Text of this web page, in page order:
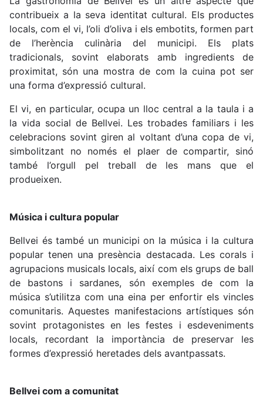
contribueix a la seva identitat cultural. Els productes
locals, com el vi, l’oli d’oliva i els embotits, formen part
de l’herència culinària del municipi. Els plats
tradicionals, sovint elaborats amb ingredients de
proximitat, són una mostra de com la cuina pot ser
una forma d’expressió cultural.
El vi, en particular, ocupa un lloc central a la taula i a
la vida social de Bellvei. Les trobades familiars i les
celebracions sovint giren al voltant d’una copa de vi,
simbolitzant no només el plaer de compartir, sinó
també l’orgull pel treball de les mans que el
produeixen.
Música i cultura popular
Bellvei és també un municipi on la música i la cultura
popular tenen una presència destacada. Les corals i
agrupacions musicals locals, així com els grups de ball
de bastons i sardanes, són exemples de com la
música s’utilitza com una eina per enfortir els vincles
comunitaris. Aquestes manifestacions artístiques són
sovint protagonistes en les festes i esdeveniments
locals, recordant la importància de preservar les
formes d’expressió heretades dels avantpassats.
Bellvei com a comunitat